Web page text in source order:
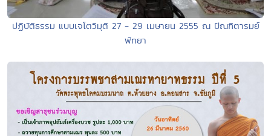
ปฏิบัติธรรม แบบเจโตวิมุติ 27 - 29 เมษายน 2555 ณ ปัณฑิตารมย์
พัทยา